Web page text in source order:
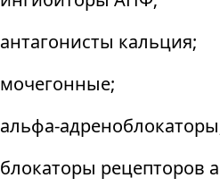
антагонисты кальция;
мочегонные;
альфа-
блокаторы рецепторов